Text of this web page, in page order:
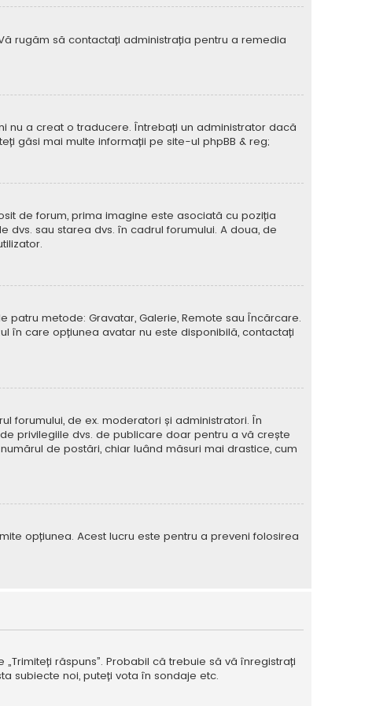
rugăm să contactați administrația pentru a remedia
nu a creat o traducere. Întrebați un administrator dacă
găsi mai multe informații pe site-ul phpBB & reg;
de forum, prima imagine este asociată cu poziția
sau starea dvs. în cadrul forumului. A doua, de
patru metode: Gravatar, Galerie, Remote sau Încărcare.
în care opțiunea avatar nu este disponibilă, contactați
forumului, de ex. moderatori și administratori. În
privilegiile dvs. de publicare doar pentru a vă crește
de postări, chiar luând măsuri mai drastice, cum
opțiunea. Acest lucru este pentru a preveni folosirea
răspuns”. Probabil că trebuie să vă înregistrați
subiecte noi, puteți vota în sondaje etc.